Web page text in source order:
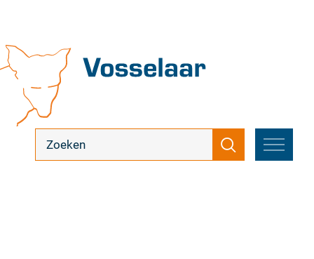
inhoud
Vosselaar
zoek
Zoeken
MENU